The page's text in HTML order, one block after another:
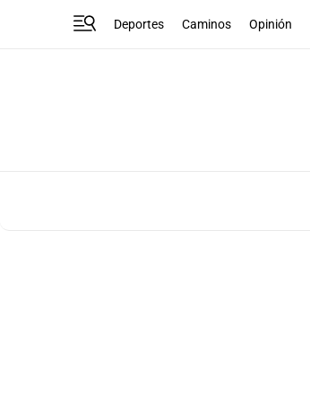
Deportes Caminos Opinión